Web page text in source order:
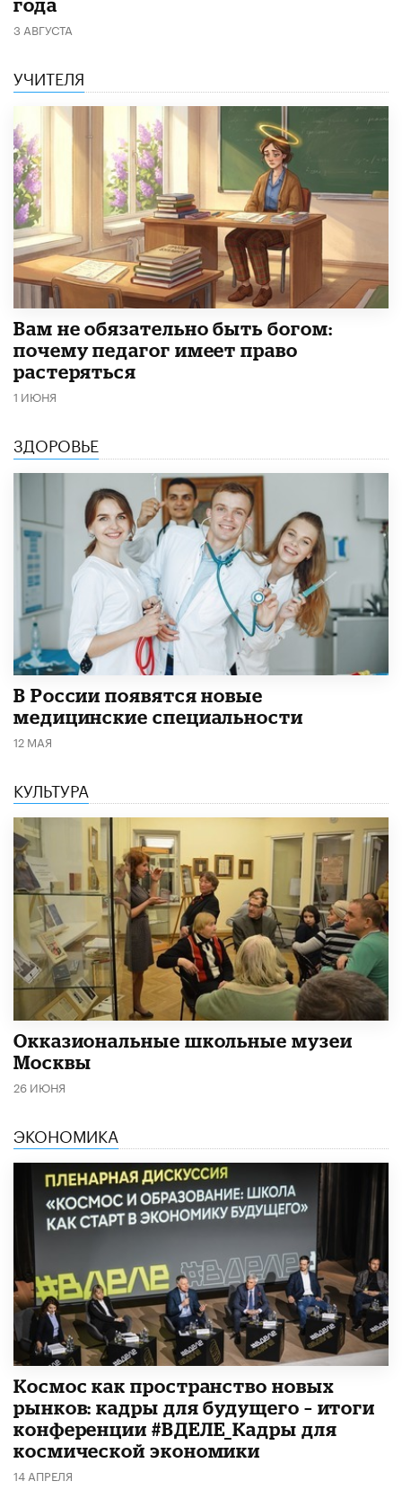
года
3 АВГУСТА
УЧИТЕЛЯ
​Вам не обязательно быть богом:
почему педагог имеет право
растеряться
1 ИЮНЯ
ЗДОРОВЬЕ
В России появятся новые
медицинские специальности
12 МАЯ
КУЛЬТУРА
​Окказиональные школьные музеи
Москвы
26 ИЮНЯ
ЭКОНОМИКА
Космос как пространство новых
рынков: кадры для будущего – итоги
конференции #ВДЕЛЕ_Кадры для
космической экономики
14 АПРЕЛЯ